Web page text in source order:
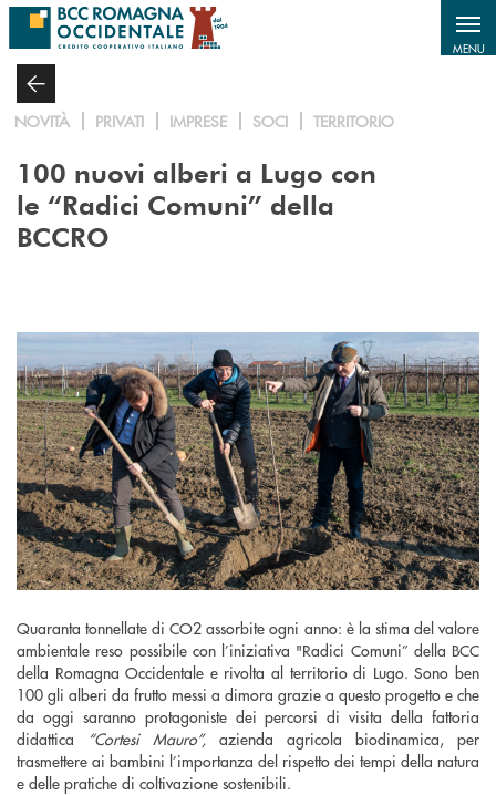
Salta al contenuto principale
MENU
NOVITÀ PRIVATI IMPRESE SOCI TERRITORIO
100 nuovi alberi a Lugo con
le “Radici Comuni” della
BCCRO
Quaranta tonnellate di CO2 assorbite ogni anno: è la stima del valore
ambientale reso possibile con l’iniziativa "Radici Comuni” della BCC
della Romagna Occidentale e rivolta al territorio di Lugo. Sono ben
100 gli alberi da frutto messi a dimora grazie a questo progetto e che
da oggi saranno protagoniste dei percorsi di visita della fattoria
didattica
“Cortesi Mauro”, azienda agricola biodinamica, per
trasmettere ai bambini l’importanza del rispetto dei tempi della natura
e delle pratiche di coltivazione sostenibili.